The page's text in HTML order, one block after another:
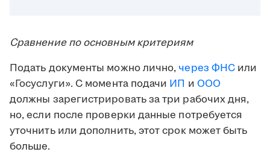
Сравнение по основным критериям
Подать документы можно лично, через ФНС или
«Госуслуги». С момента подачи ИП и ООО
должны зарегистрировать за три рабочих дня,
но, если после проверки данные потребуется
уточнить или дополнить, этот срок может быть
больше.